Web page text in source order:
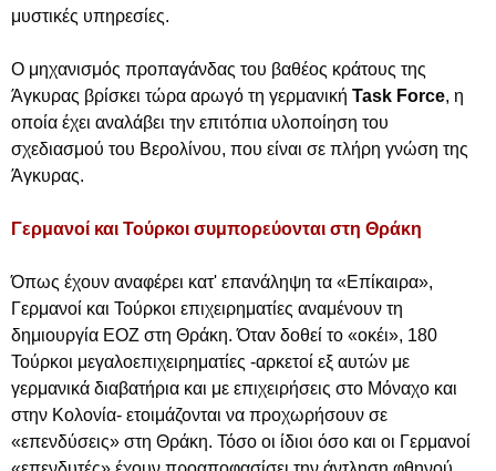
μυστικές υπηρεσίες.
Ο μηχανισμός προπαγάνδας του βαθέος κράτους της
Άγκυρας βρίσκει τώρα αρωγό τη γερμανική Task Force, η
οποία έχει αναλάβει την επιτόπια υλοποίηση του
σχεδιασμού του Βερολίνου, που είναι σε πλήρη γνώση της
Άγκυρας.
Γερμανοί και Τούρκοι συμπορεύονται στη Θράκη
Όπως έχουν αναφέρει κατ' επανάληψη τα «Επίκαιρα»,
Γερμανοί και Τούρκοι επιχειρηματίες αναμένουν τη
δημιουργία ΕΟΖ στη Θράκη. Όταν δοθεί το «οκέι», 180
Τούρκοι μεγαλοεπιχειρηματίες -αρκετοί εξ αυτών με
γερμανικά διαβατήρια και με επιχειρήσεις στο Μόναχο και
στην Κολονία- ετοιμάζονται να προχωρήσουν σε
«επενδύσεις» στη Θράκη. Τόσο οι ίδιοι όσο και οι Γερμανοί